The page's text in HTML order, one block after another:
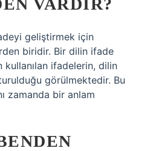
VARDIR?
geliştirmek için
biridir. Bir dilin ifade
ifadelerin, dilin
görülmektedir. Bu
zamanda bir anlam